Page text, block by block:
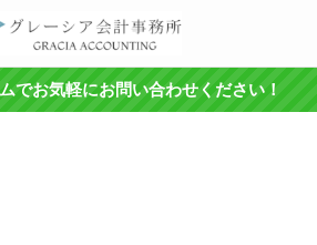
でお気軽にお問い合わせください！